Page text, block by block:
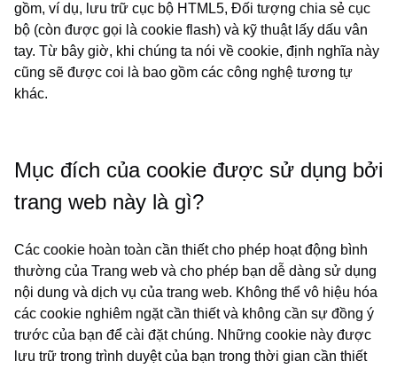
gồm, ví dụ, lưu trữ cục bộ HTML5, Đối tượng chia sẻ cục
bộ (còn được gọi là cookie flash) và kỹ thuật lấy dấu vân
tay. Từ bây giờ, khi chúng ta nói về cookie, định nghĩa này
cũng sẽ được coi là bao gồm các công nghệ tương tự
khác.
Mục đích của cookie được sử dụng bởi
trang web này là gì?
Các cookie hoàn toàn cần thiết cho phép hoạt động bình
thường của Trang web và cho phép bạn dễ dàng sử dụng
nội dung và dịch vụ của trang web. Không thể vô hiệu hóa
các cookie nghiêm ngặt cần thiết và không cần sự đồng ý
trước của bạn để cài đặt chúng. Những cookie này được
lưu trữ trong trình duyệt của bạn trong thời gian cần thiết